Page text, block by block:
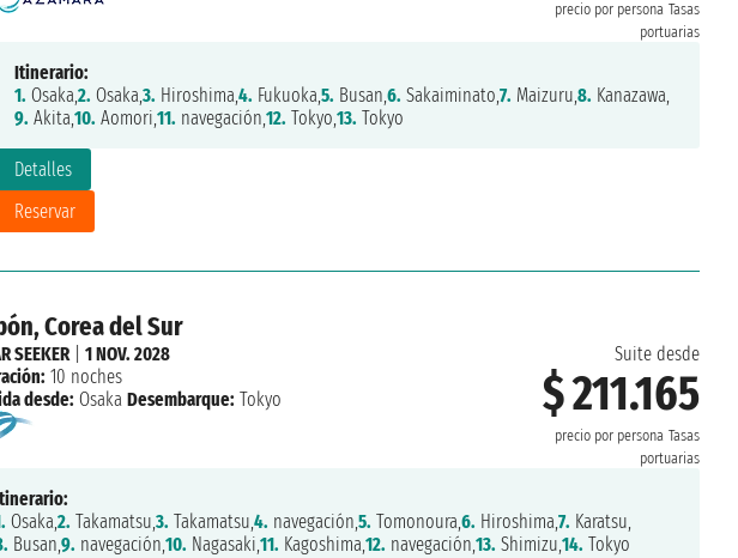
precio por persona Tasas
portuarias
Detalles
Reservar
Itinerario:
1. Osaka,2. Osaka,3. Hiroshima,4. Fukuoka,5. Busan,6. Sakaiminato,7. Maizuru,8. Kanazawa,
9. Akita,10. Aomori,11. navegación,12. Tokyo,13. Tokyo
Corea del Sur
Suite desde
$ 211.165
precio por persona Tasas
portuarias
SEEKER|1 NOV. 2028
10 noches
desde: Osaka Desembarque: Tokyo
Osaka,2. Takamatsu,3. Takamatsu,4. navegación,5. Tomonoura,6. Hiroshima,7. Karatsu,
Busan,9. navegación,10. Nagasaki,11. Kagoshima,12. navegación,13. Shimizu,14. Tokyo